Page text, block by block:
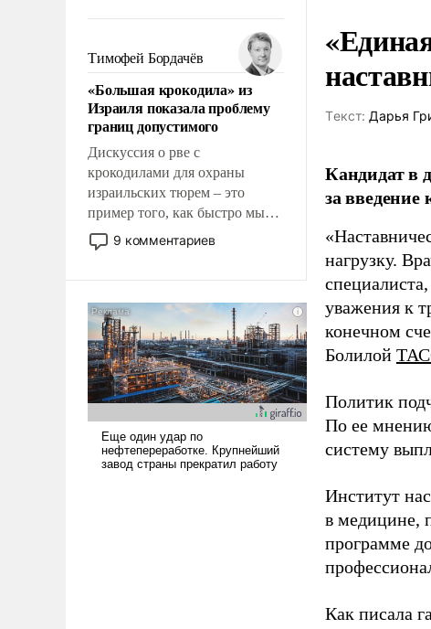
налогоплательщиков и где
Еревану за свои поступки не
нужно отвечать.
Тимофей Бордачёв
«Большая крокодила» из
Израиля показала проблему
границ допустимого
Дискуссия о рве с
крокодилами для охраны
израильских тюрем – это
пример того, как быстро мы
двигаемся по пути
революционных изменений.
псевдонаучной фантастики,
стало всерьез обсуждаемой
идеей.
9 комментариев
Tекст: Дарья
Кандидат в
за
нагрузку.
уважения к
конечном
Болилой
Политик
По ее
систему
Институт
в медицине,
программе
Как писала